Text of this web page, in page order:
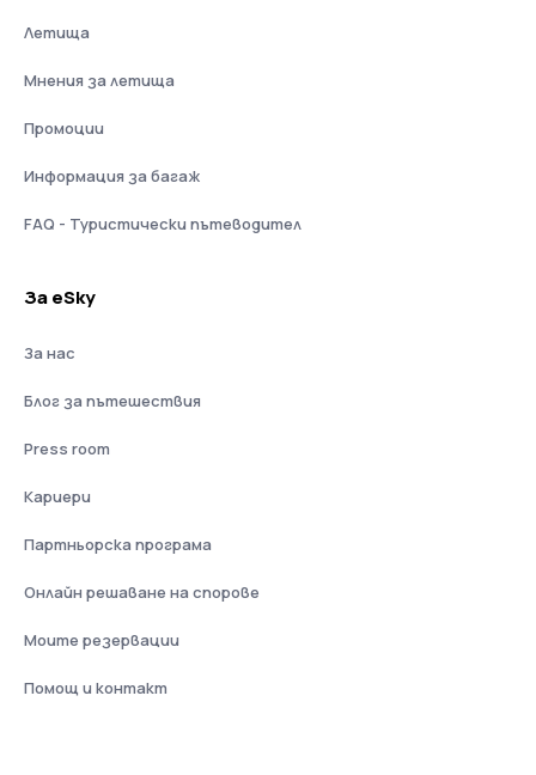
Летища
Мнения за летища
Промоции
Информация за багаж
FAQ - Туристически пътеводител
За eSky
За нас
Блог за пътешествия
Press room
Кариери
Партньорска програма
Онлайн решаване на спорове
Моите резервации
Помощ и контакт